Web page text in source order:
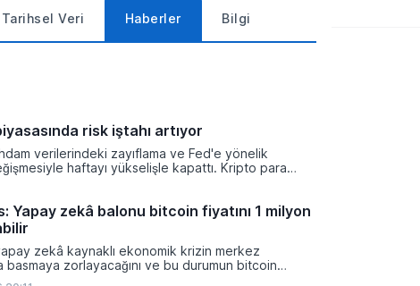
Tarihsel Veri Haberler Bilgi
risk iştahı artıyor
verilerindeki zayıflama ve Fed'e yönelik
haftayı yükselişle kapattı. Kripto para
enflasyon rakamlarına ve küresel gelişmelere
Yapay zekâ balonu bitcoin fiyatını 1 milyon
zekâ kaynaklı ekonomik krizin merkez
basmaya zorlayacağını ve bu durumun bitcoin
dolara taşıyabileceğini öngörürken beyaz yakalı iş